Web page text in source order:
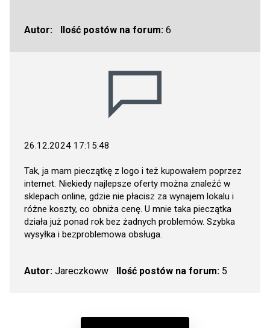
Autor: Ilość postów na forum:6
26.12.2024 17:15:48
Tak, ja mam pieczątkę z logo i też kupowałem poprzez
internet. Niekiedy najlepsze oferty można znaleźć w
sklepach online, gdzie nie płacisz za wynajem lokalu i
różne koszty, co obniża cenę. U mnie taka pieczątka
działa już ponad rok bez żadnych problemów. Szybka
wysyłka i bezproblemowa obsługa.
Autor: Jareczkoww Ilość postów na forum:5